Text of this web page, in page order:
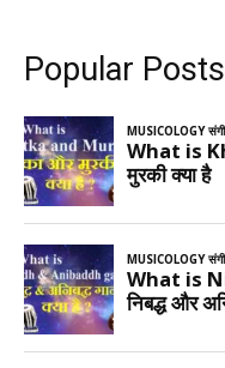
Popular Posts